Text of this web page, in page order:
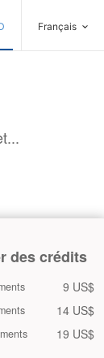
Français
des crédits
9 US$
14 US$
19 US$